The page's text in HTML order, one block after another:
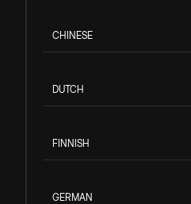
CHINESE
DUTCH
FINNISH
GERMAN